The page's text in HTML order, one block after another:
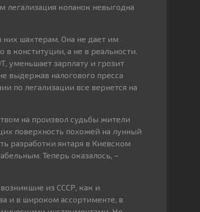
легализация копанок невыгодна
шахтерам. Она не дает им
в конституции, а не в реальности.
уменьшает зарплату и грозит
выдержав налогового пресса
по легализации все вернется на
на произвол судьбы жители
поверхность похожей на лунный
разработки янтаря в Киевском
Теперь оказалось, –
из СССР, как и
и в широком ассортименте, в